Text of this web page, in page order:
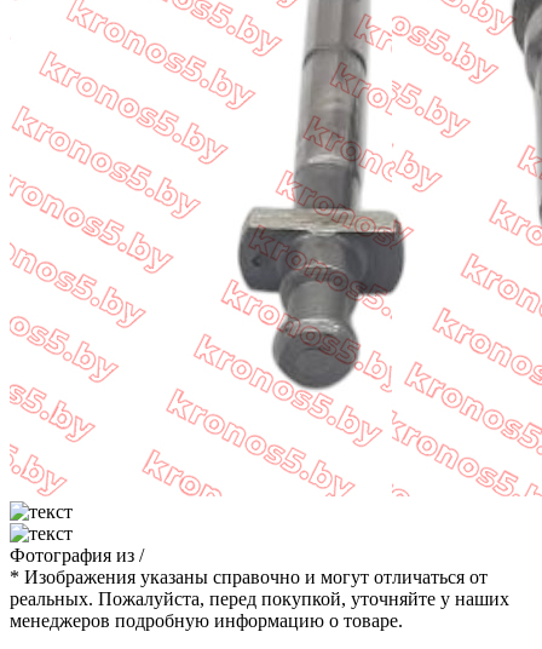
Фотография из /
* Изображения указаны справочно и могут отличаться от
реальных. Пожалуйста, перед покупкой, уточняйте у наших
менеджеров подробную информацию о товаре.